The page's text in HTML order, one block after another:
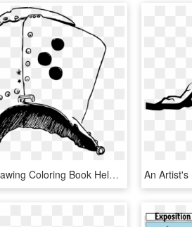
Knight Drawing Coloring Book Helmet Download - Para Dibujar De Caballeros El Casco, HD Png Download